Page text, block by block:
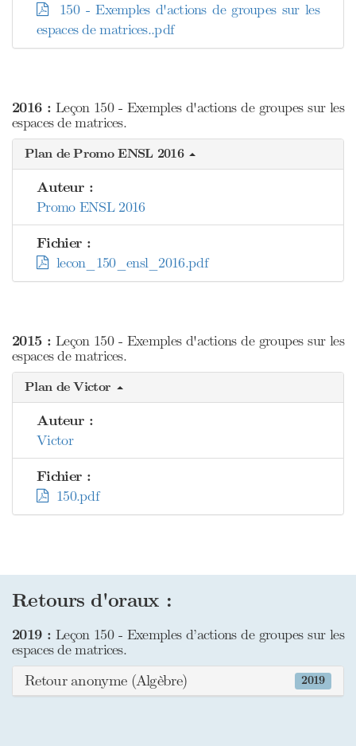
150 - Exemples d'actions de groupes sur les
espaces de matrices..pdf
2016 : Leçon 150 - Exemples d'actions de groupes sur les
espaces de matrices.
Plan de Promo ENSL 2016
Auteur :
Promo ENSL 2016
Fichier :
lecon_150_ensl_2016.pdf
2015 : Leçon 150 - Exemples d'actions de groupes sur les
espaces de matrices.
Plan de Victor
Auteur :
Victor
Fichier :
150.pdf
Retours d'oraux :
2019 : Leçon 150 - Exemples d’actions de groupes sur les
espaces de matrices.
2019
Retour anonyme (Algèbre)